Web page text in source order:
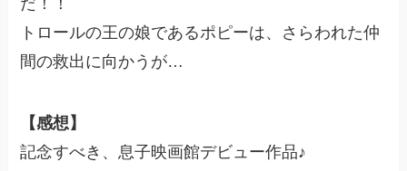
だ！！
トロールの王の娘であるポピーは、さらわれた仲
間の救出に向かうが…
【感想】
記念すべき、息子映画館デビュー作品♪